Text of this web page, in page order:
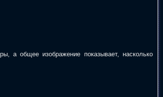
а общее изображение показывает, насколько